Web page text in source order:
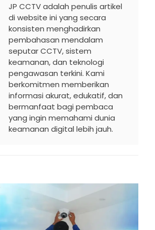
JP CCTV adalah penulis artikel
di website ini yang secara
konsisten menghadirkan
pembahasan mendalam
seputar CCTV, sistem
keamanan, dan teknologi
pengawasan terkini. Kami
berkomitmen memberikan
informasi akurat, edukatif, dan
bermanfaat bagi pembaca
yang ingin memahami dunia
keamanan digital lebih jauh.